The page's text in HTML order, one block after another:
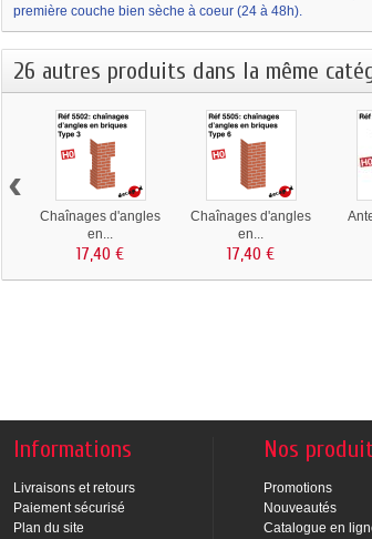
première couche bien sèche à coeur (24 à 48h).
26 autres produits dans la même
Chaînages d'angles
en...
17,40 €
Chaînages d'angles
en...
17,40 €
‹
Informations
Livraisons et retours
Paiement sécurisé
Plan du site
Nos
Promotions
Nouveautés
Catalogue en